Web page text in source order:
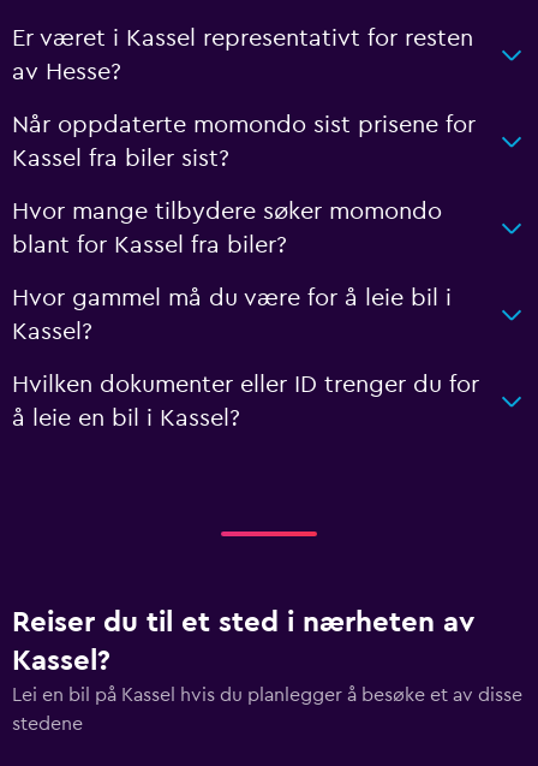
Er været i Kassel representativt for resten
av Hesse?
Når oppdaterte momondo sist prisene for
Kassel fra biler sist?
Hvor mange tilbydere søker momondo
blant for Kassel fra biler?
Hvor gammel må du være for å leie bil i
Kassel?
Hvilken dokumenter eller ID trenger du for
å leie en bil i Kassel?
Reiser du til et sted i nærheten av
Kassel?
Lei en bil på Kassel hvis du planlegger å besøke et av disse
stedene